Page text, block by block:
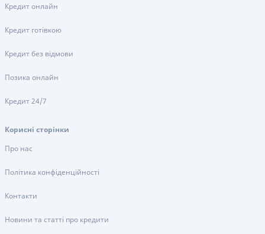
Кредит онлайн
Кредит готівкою
Кредит без відмови
Позика онлайн
Кредит 24/7
Корисні сторінки
Про нас
Політика конфіденційності
Контакти
Новини та статті про кредити